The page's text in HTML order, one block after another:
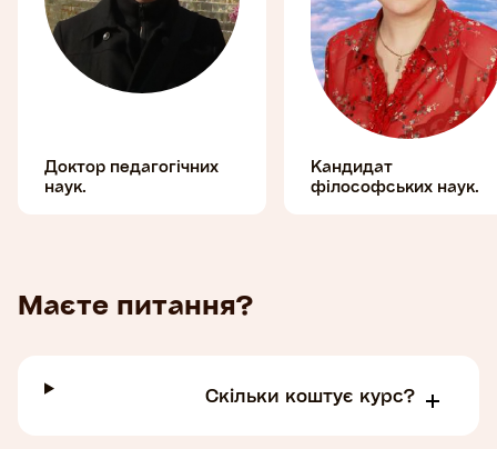
Доктор педагогічних
наук.
Кандидат
філософських наук.
Маєте питання?
Скільки коштує курс?